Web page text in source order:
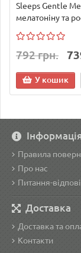
Sleeps Gentle
мелатоніну та
792 грн.
У кошик
Правила
Про нас
Питання-
Доставка
Доставка та
Контакти